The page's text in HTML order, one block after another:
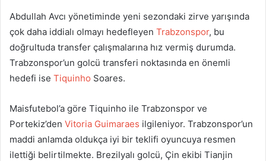
Abdullah Avcı yönetiminde yeni sezondaki zirve yarışında
çok daha iddialı olmayı hedefleyen Trabzonspor, bu
doğrultuda transfer çalışmalarına hız vermiş durumda.
Trabzonspor’un golcü transferi noktasında en önemli
hedefi ise Tiquinho Soares.
Maisfutebol’a göre Tiquinho ile Trabzonspor ve
Portekiz’den Vitoria Guimaraes ilgileniyor. Trabzonspor’un
maddi anlamda oldukça iyi bir teklifi oyuncuya resmen
ilettiği belirtilmekte. Brezilyalı golcü, Çin ekibi Tianjin